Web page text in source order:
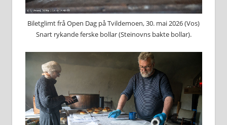
Biletglimt frå Open Dag på Tvildemoen, 30. mai 2026 (Vos)
Snart rykande ferske bollar (Steinovns bakte bollar).